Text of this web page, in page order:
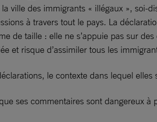
ville des immigrants « illégaux »,
à travers tout le pays. La
de taille : elle ne s’appuie pas sur
et risque d’assimiler tous les
le contexte dans lequel elles
ses commentaires sont dangereux à